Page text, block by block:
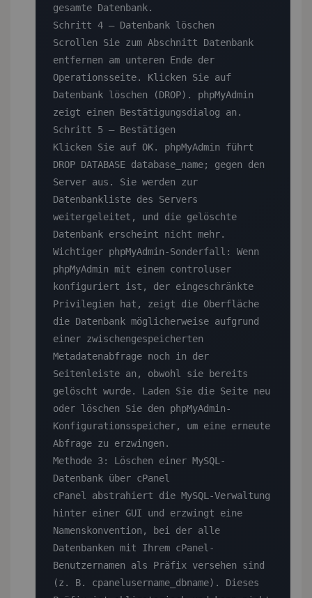
gesamte Datenbank.
Schritt 4 — Datenbank löschen
Scrollen Sie zum Abschnitt Datenbank
entfernen am unteren Ende der
Operationsseite. Klicken Sie auf
Datenbank löschen (DROP). phpMyAdmin
zeigt einen Bestätigungsdialog an.
Schritt 5 — Bestätigen
Klicken Sie auf OK. phpMyAdmin führt
DROP DATABASE database_name; gegen den
Server aus. Sie werden zur
Datenbankliste des Servers
weitergeleitet, und die gelöschte
Datenbank erscheint nicht mehr.
Wichtiger phpMyAdmin-Sonderfall: Wenn
phpMyAdmin mit einem controluser
konfiguriert ist, der eingeschränkte
Privilegien hat, zeigt die Oberfläche
die Datenbank möglicherweise aufgrund
einer zwischengespeicherten
Metadatenabfrage noch in der
Seitenleiste an, obwohl sie bereits
gelöscht wurde. Laden Sie die Seite neu
oder löschen Sie den phpMyAdmin-
Konfigurationsspeicher, um eine erneute
Abfrage zu erzwingen.
Methode 3: Löschen einer MySQL-
Datenbank über cPanel
cPanel abstrahiert die MySQL-Verwaltung
hinter einer GUI und erzwingt eine
Namenskonvention, bei der alle
Datenbanken mit Ihrem cPanel-
Benutzernamen als Präfix versehen sind
(z. B. cpanelusername_dbname). Dieses